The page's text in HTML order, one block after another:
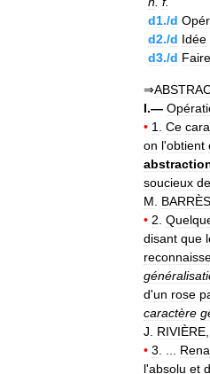
d1./d
d2./d Idée
d3./d Faire
⇒
I.—
• 1 Ce
on l'obtient
soucieux de
M
BARRÈS
• 2
disant que
d'un rose
caractère
J
RIVIÈRE
• 3
l'absolu et